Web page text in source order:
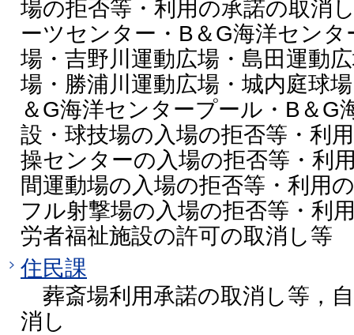
場の拒否等・利用の承諾の取消
ーツセンター・B＆G海洋センタ
場・吉野川運動広場・島田運動
場・勝浦川運動広場・城内庭球
＆G海洋センタープール・B＆G
設・球技場の入場の拒否等・利
操センターの入場の拒否等・利
間運動場の入場の拒否等・利用
フル射撃場の入場の拒否等・利
労者福祉施設の許可の取消し等
住民課
葬斎場利用承諾の取消し等，
消し